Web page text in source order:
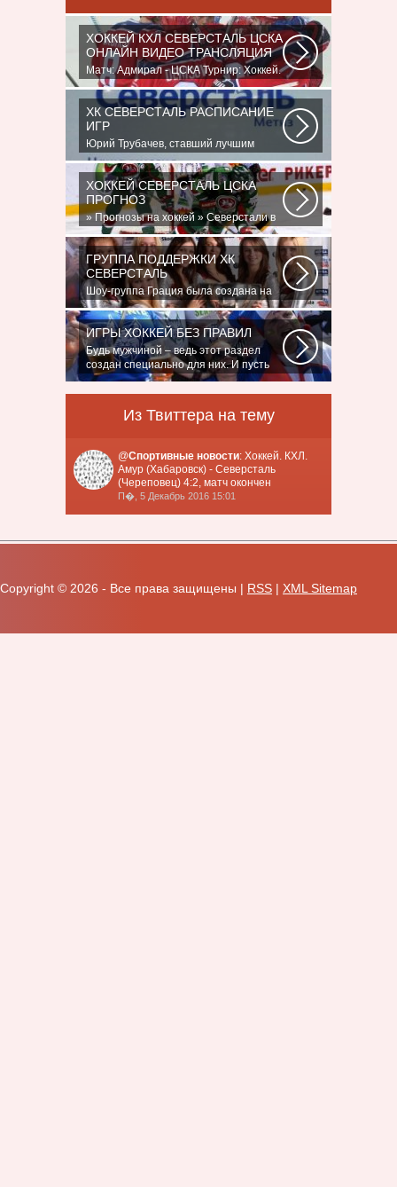
ХОККЕЙ КХЛ СЕВЕРСТАЛЬ ЦСКА
ОНЛАЙН ВИДЕО ТРАНСЛЯЦИЯ
Матч: Адмирал - ЦСКА Турнир: Хоккей.
Чемпионат КХЛНачало матча: 10:00
МСК...
ХК СЕВЕРСТАЛЬ РАСПИСАНИЕ
ИГР
Юрий Трубачев, ставший лучшим
игроком в составе 28 ноября, 02:52
Команде...
ХОККЕЙ СЕВЕРСТАЛЬ ЦСКА
ПРОГНОЗ
» Прогнозы на хоккей » Северстали в
последнее время крупно не везет.
Коллектив...
ГРУППА ПОДДЕРЖКИ ХК
СЕВЕРСТАЛЬ
Шоу-группа Грация была создана на
базе ярославского шейпинг-центра
для...
ИГРЫ ХОККЕЙ БЕЗ ПРАВИЛ
Будь мужчиной – ведь этот раздел
создан специально для них. И пусть
злопыхатели...
Из Твиттера на тему
@Спортивные новости: Хоккей. КХЛ.
Амур (Хабаровск) - Северсталь
(Череповец) 4:2, матч окончен
П�, 5 Декабрь 2016 15:01
Copyright © 2026 - Все права защищены | RSS | XML Sitemap